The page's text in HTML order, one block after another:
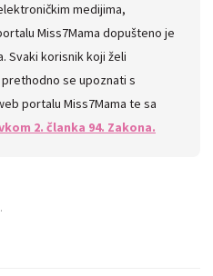
medijima,
Miss7Mama dopušteno je
Svaki korisnik koji želi
se upoznati s
portalu Miss7Mama te sa
2. članka 94. Zakona.